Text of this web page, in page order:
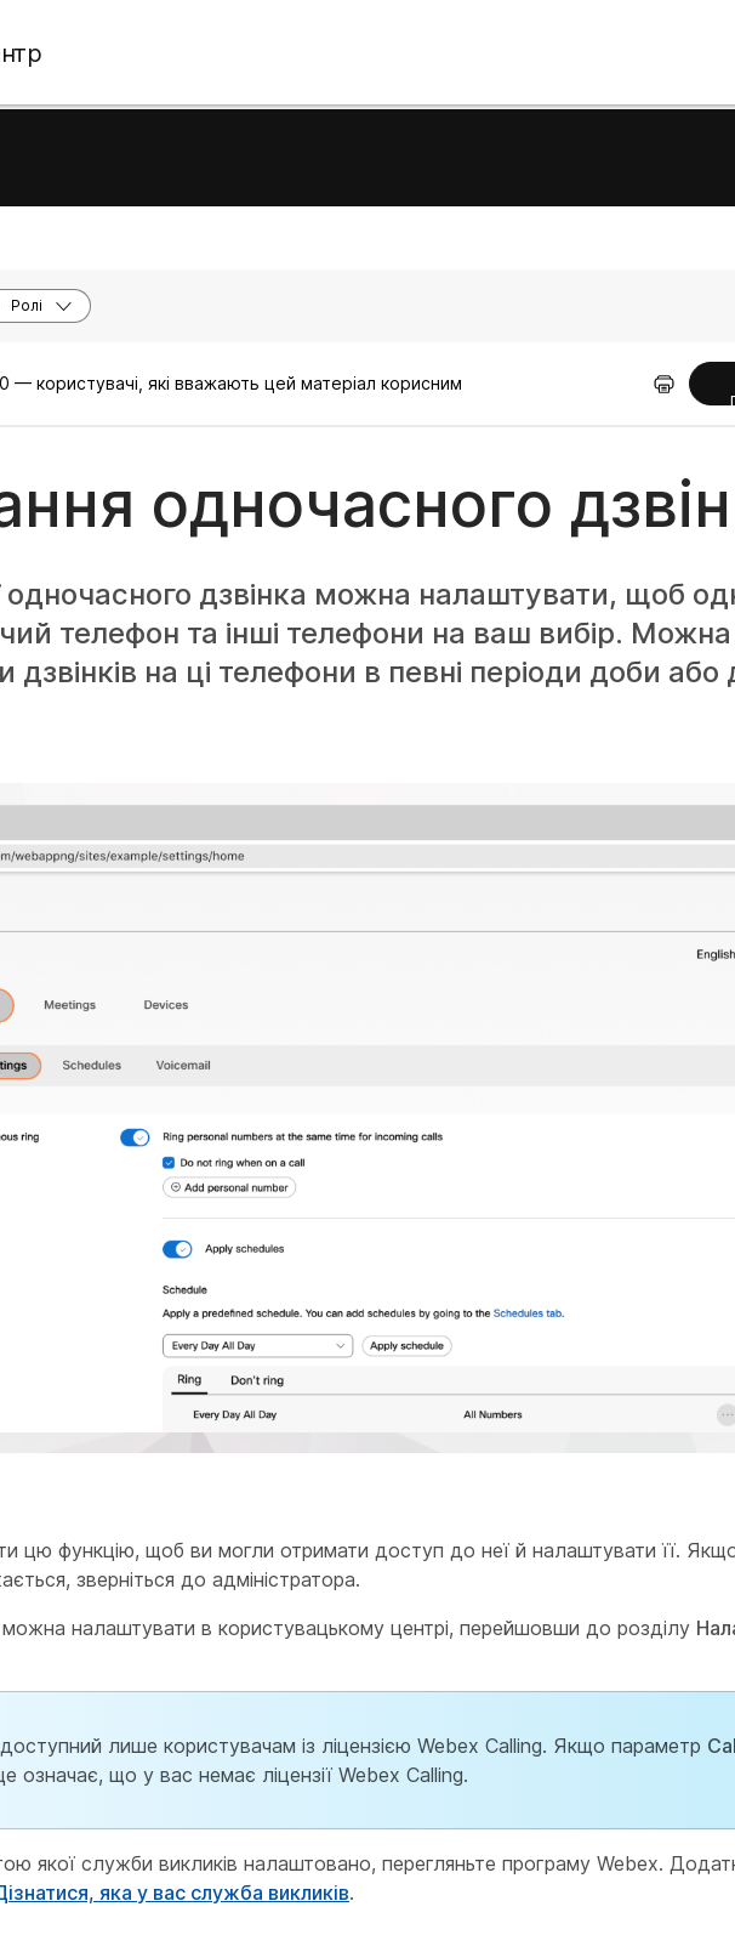
Ролі
0 — користувачі, які вважають цей матеріал корисним
одночасного
дзвінка можна налаштувати, щоб
телефон та інші телефони на ваш вибір.
на ці телефони в певні періоди доби або
цю функцію, щоб ви могли отримати доступ до неї й налаштувати її.
зверніться до адміністратора.
можна налаштувати в користувацькому центрі, перейшовши до розділу
доступний лише користувачам із ліцензією Webex Calling. Якщо параметр
означає, що у вас немає ліцензії Webex Calling.
якої служби викликів налаштовано, перегляньте програму Webex.
яка у вас служба викликів.